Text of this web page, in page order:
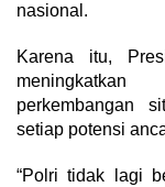
nasional.
Karena itu,
perkembangan
setiap potensi
“Polri tidak lagi